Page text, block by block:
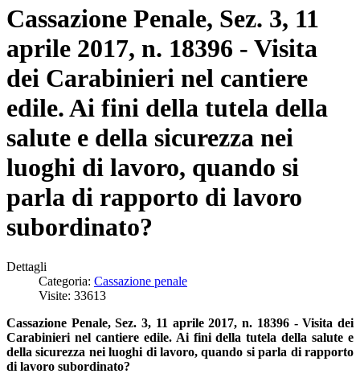
Cassazione Penale, Sez. 3, 11
aprile 2017, n. 18396 - Visita
dei Carabinieri nel cantiere
edile. Ai fini della tutela della
salute e della sicurezza nei
luoghi di lavoro, quando si
parla di rapporto di lavoro
subordinato?
Dettagli
Categoria: Cassazione penale
Visite: 33613
Cassazione Penale, Sez. 3, 11 aprile 2017, n. 18396 - Visita dei
Carabinieri nel cantiere edile. Ai fini della tutela della salute e
della sicurezza nei luoghi di lavoro, quando si parla di rapporto
di lavoro subordinato?